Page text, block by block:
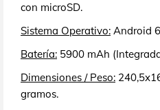
con microSD.
Sistema Operativo: Android
Batería: 5900 mAh
Dimensiones / Peso:
gramos.